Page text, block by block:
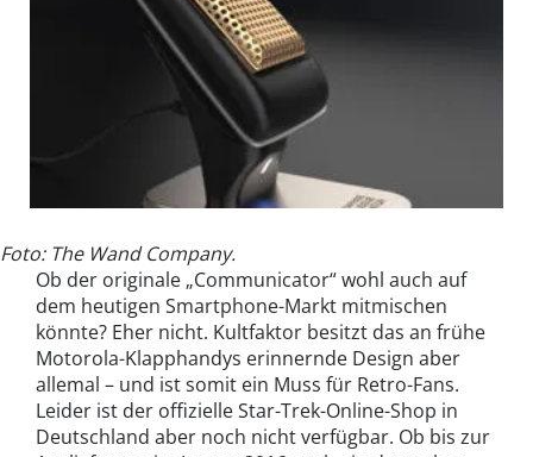
Foto: The Wand Company.
Ob der originale „Communicator“ wohl auch auf
dem heutigen Smartphone-Markt mitmischen
könnte? Eher nicht. Kultfaktor besitzt das an frühe
Motorola-Klapphandys erinnernde Design aber
allemal – und ist somit ein Muss für Retro-Fans.
Leider ist der offizielle Star-Trek-Online-Shop in
Deutschland aber noch nicht verfügbar. Ob bis zur